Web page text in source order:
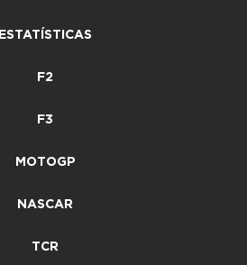
ESTATÍSTICAS
F2
F3
MOTOGP
NASCAR
TCR